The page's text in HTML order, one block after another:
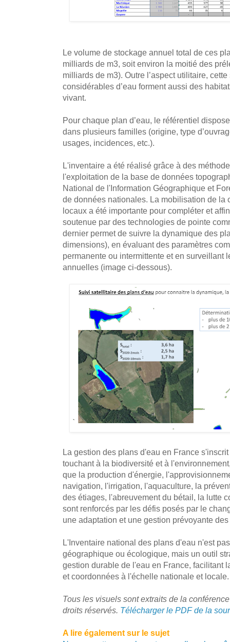
Le volume de stockage annuel total de ces
milliards de m3, soit environ la moitié des
milliards de m3). Outre l’aspect utilitaire,
considérables d’eau forment aussi des
vivant.
Pour chaque plan d’eau, le référentiel
dans plusieurs familles (origine, type
usages, incidences, etc.).
L'inventaire a été réalisé grâce à des
l'exploitation de la base de données
National de l'Information Géographique et
de données nationales. La mobilisation de la
locaux a été importante pour compléter et
soutenue par des technologies de pointe
dernier permet de suivre la dynamique des
dimensions), en évaluant des paramètres
permanente ou intermittente et en surveillant
annuelles (image ci-dessous).
La gestion des plans d'eau en France
touchant à la biodiversité et à
que la production d'énergie,
navigation, l'irrigation, l'aquaculture, la
des étiages, l'abreuvement du bétail, la lutte
sont renforcés par les défis posés par le
une adaptation et une gestion prévoyante
L'Inventaire national des plans d'eau n'est
géographique ou écologique, mais un outil
gestion durable de l'eau en France, facilitant
et coordonnées à l'échelle nationale et locale.
Tous les visuels sont extraits de la
droits réservés. Télécharger le PDF de la
A lire également sur le sujet